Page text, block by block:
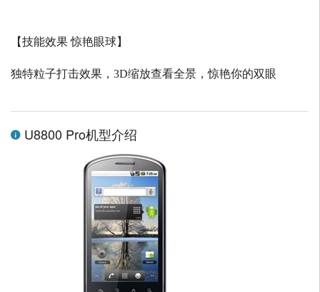
【技能效果 惊艳眼球】
独特粒子打击效果， 3D缩放查看全景，惊艳你的双眼
U8800 Pro机型介绍